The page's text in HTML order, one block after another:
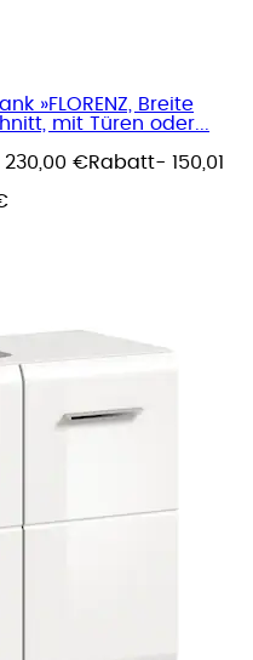
»FLORENZ, Breite
mit Türen oder...
230,00 €Rabatt- 150,01